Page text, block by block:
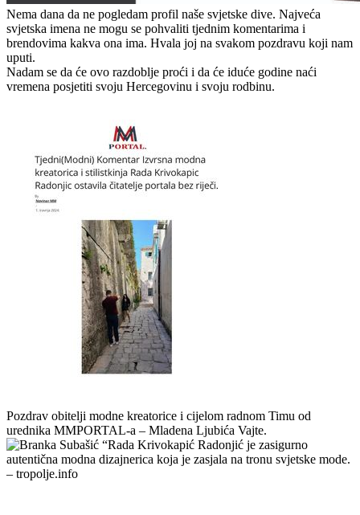
Nema dana da ne pogledam profil naše svjetske dive. Najveća
svjetska imena ne mogu se pohvaliti tjednim komentarima i
brendovima kakva ona ima. Hvala joj na svakom pozdravu koji nam
uputi.
Nadam se da će ovo razdoblje proći i da će iduće godine naći
vremena posjetiti svoju Hercegovinu i svoju rodbinu.
Pozdrav obitelji modne kreatorice i cijelom radnom Timu od
urednika MMPORTAL-a – Mladena Ljubića Vajte.